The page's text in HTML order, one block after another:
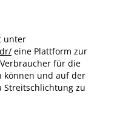
unter
eine Plattform zur
für die
können und auf der
Streitschlichtung zu